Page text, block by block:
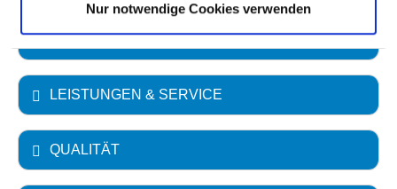
Nur notwendige Cookies verwenden
FACHABTEILUNGEN
LEISTUNGEN & SERVICE
QUALITÄT